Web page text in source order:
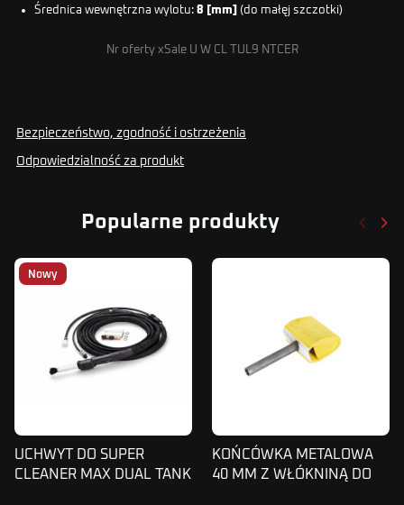
Średnica wewnętrzna wylotu: 8 [mm] (do małęj szczotki)
Nr oferty xSale U W CL TUL9 NTCER
Bezpieczeństwo, zgodność i ostrzeżenia
Odpowiedzialność za produkt
Popularne produkty keyboard_arrow_left keyboard_arrow_right
Nowy
UCHWYT DO SUPER
CLEANER MAX DUAL TANK
KOŃCÓWKA METALOWA
40 MM Z WŁÓKNINĄ DO